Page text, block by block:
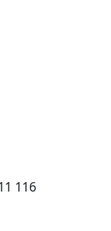
116